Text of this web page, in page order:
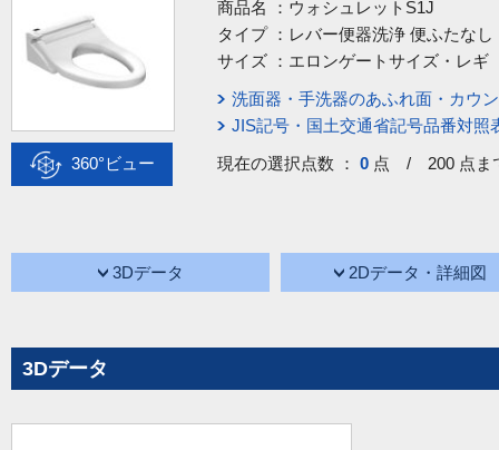
360°ビュー
商品名 ： ウォシュレットS1J
タイプ ： レバー便器洗浄 便ふたなし
サイズ ： エロンゲートサイズ・レギ
洗面器・手洗器のあふれ面・カウ
JIS記号・国土交通省記号品番対照
現在の選択点数 ： 0 点 / 200 点ま
3Dデータ 2Dデータ・詳細図
3Dデータ